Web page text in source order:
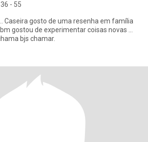
- 55
Caseira gosto de uma resenha em família
bjs chamar.